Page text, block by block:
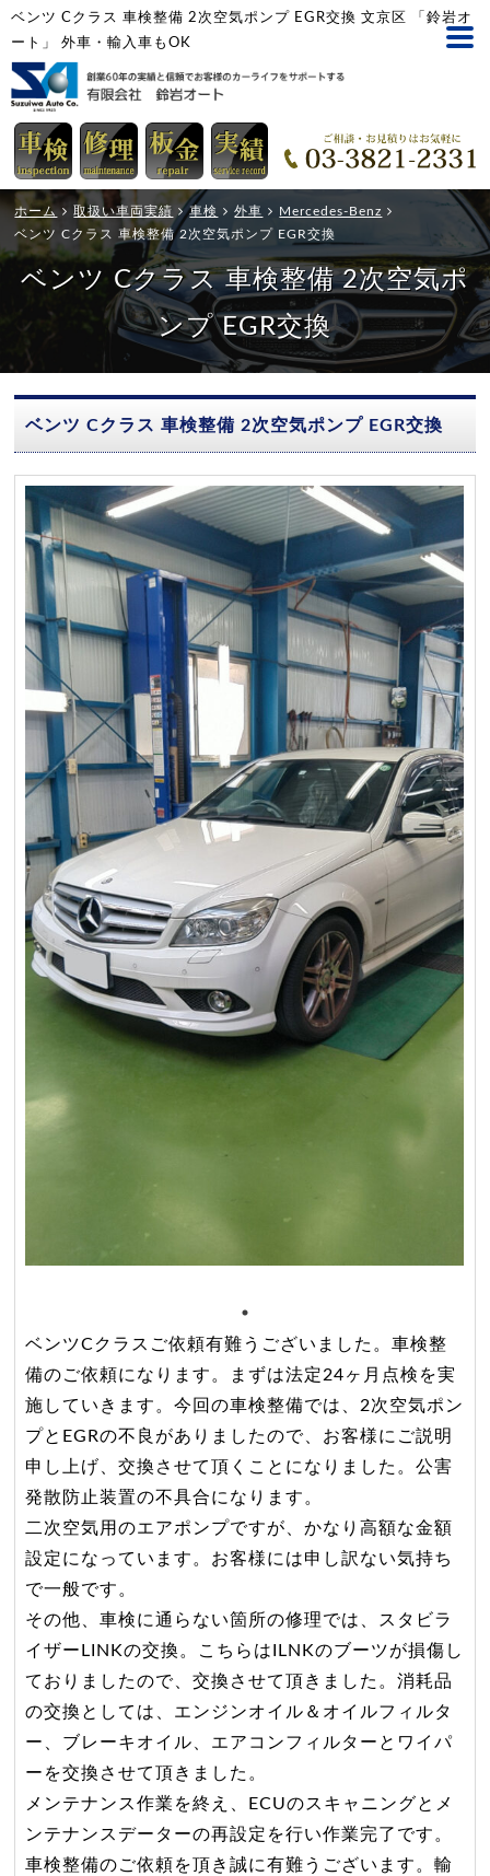
ベンツ Cクラス 車検整備 2次空気ポンプ EGR交換 文京区 「鈴岩オ
ート」 外車・輸入車もOK
ホーム 取扱い車両実績 車検 外車
Mercedes-Benz
ベンツ Cクラス 車検整備 2次空気ポンプ EGR交換
ベンツ Cクラス 車検整備 2次空気ポ
ンプ EGR交換
ベンツ Cクラス 車検整備 2次空気ポンプ EGR交換
ベンツCクラスご依頼有難うございました。車検整
備のご依頼になります。まずは法定24ヶ月点検を実
施していきます。今回の車検整備では、2次空気ポン
プとEGRの不良がありましたので、お客様にご説明
申し上げ、交換させて頂くことになりました。公害
発散防止装置の不具合になります。
二次空気用のエアポンプですが、かなり高額な金額
設定になっています。お客様には申し訳ない気持ち
で一般です。
その他、車検に通らない箇所の修理では、スタビラ
イザーLINKの交換。こちらはILNKのブーツが損傷し
ておりましたので、交換させて頂きました。消耗品
の交換としては、エンジンオイル＆オイルフィルタ
ー、ブレーキオイル、エアコンフィルターとワイパ
ーを交換させて頂きました。
メンテナンス作業を終え、ECUのスキャニングとメ
ンテナンスデーターの再設定を行い作業完了です。
車検整備のご依頼を頂き誠に有難うございます。輸